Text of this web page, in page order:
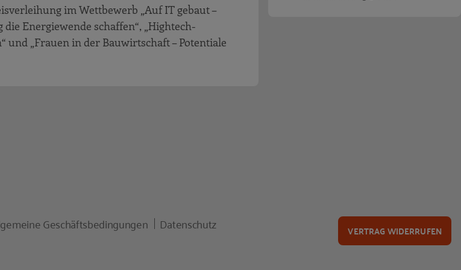
im Wettbewerb „Auf IT gebaut –
Energiewende schaffen“, „Hightech-
„Frauen in der Bauwirtschaft – Potentiale
Geschäftsbedingungen Datenschutz VERTRAG WIDERRUFEN